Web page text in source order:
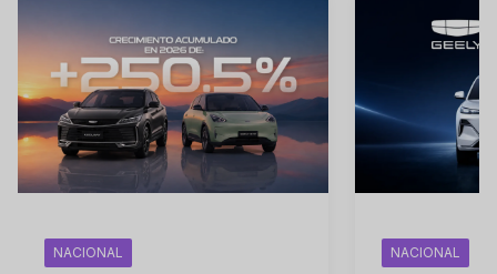
NACIONAL NACIONAL